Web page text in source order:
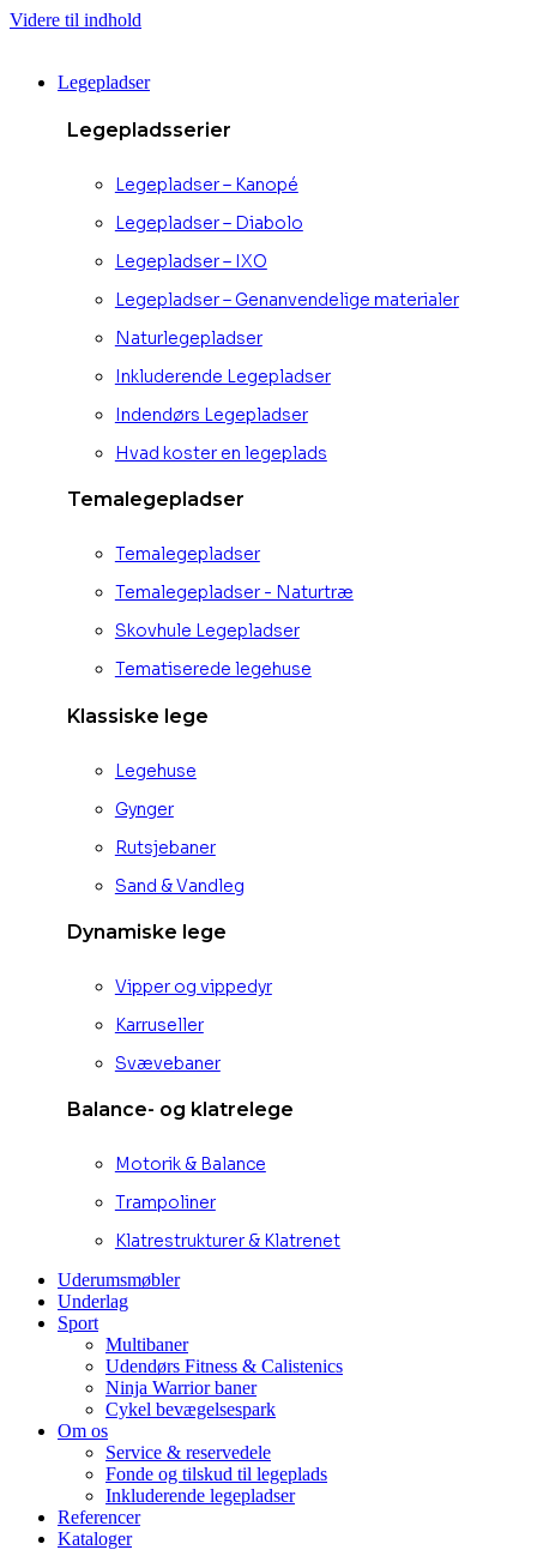
Videre til indhold
Legepladser
Legepladsserier
Legepladser – Kanopé
Legepladser – Diabolo
Legepladser – IXO
Legepladser – Genanvendelige materialer
Naturlegepladser
Inkluderende Legepladser
Indendørs Legepladser
Hvad koster en legeplads
Temalegepladser
Temalegepladser
Temalegepladser - Naturtræ
Skovhule Legepladser
Tematiserede legehuse
Klassiske lege
Legehuse
Gynger
Rutsjebaner
Sand & Vandleg
Dynamiske lege
Vipper og vippedyr
Karruseller
Svævebaner
Balance- og klatrelege
Motorik & Balance
Trampoliner
Klatrestrukturer & Klatrenet
Uderumsmøbler
Underlag
Sport
Multibaner
Udendørs Fitness & Calistenics
Ninja Warrior baner
Cykel bevægelsespark
Om os
Service & reservedele
Fonde og tilskud til legeplads
Inkluderende legepladser
Referencer
Kataloger